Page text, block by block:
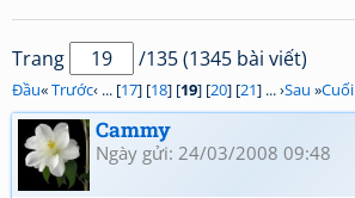
Trang /135 (1345 bài viết)
Đầu«Trước‹ ... [17] [18] [19] [20] [21] ... ›Sau »Cuối
Cammy
Ngày gửi: 24/03/2008 09:48